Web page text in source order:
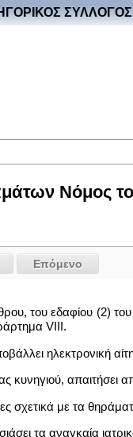
ΣΥΛΛΟΓΟΣ
Νόμος
Επόμενο
του εδαφίου (2)
VIII.
ηλεκτρονική
απαιτήσει
σχετικά με τα
τα αναγκαία